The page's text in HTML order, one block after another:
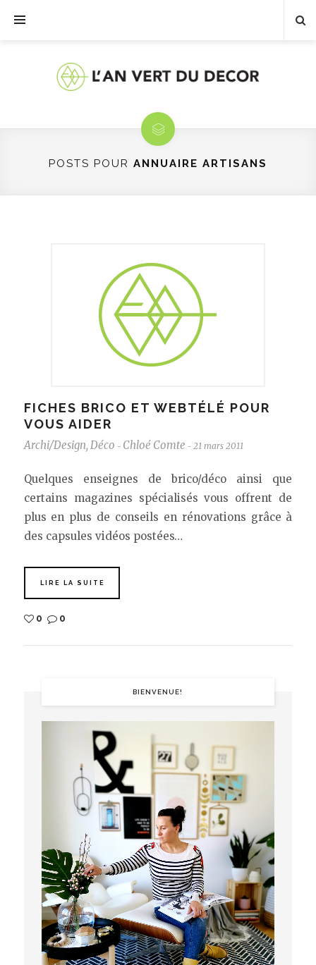
POSTS POUR ANNUAIRE ARTISANS
FICHES BRICO ET WEBTÉLÉ POUR
VOUS AIDER
Archi/Design, Déco - Chloé Comte - 21 mars 2011
Quelques enseignes de brico/déco ainsi que
certains magazines spécialisés vous offrent de
plus en plus de conseils en rénovations grâce à
des capsules vidéos postées…
LIRE LA SUITE
0 0
BIENVENUE!